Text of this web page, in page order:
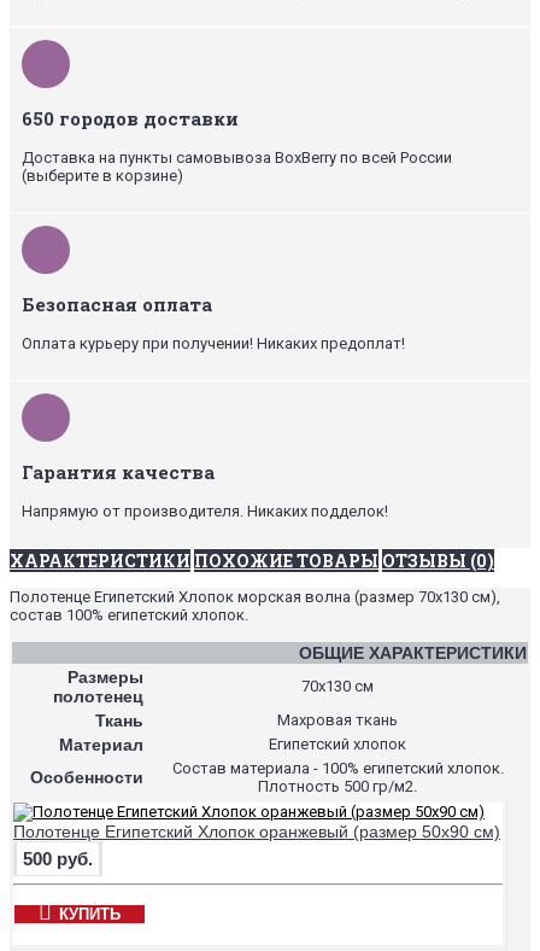
650 городов доставки
Доставка на пункты самовывоза BoxBerry по всей России
(выберите в корзине)
Безопасная оплата
Оплата курьеру при получении! Никаких предоплат!
Гарантия качества
Напрямую от производителя. Никаких подделок!
ХАРАКТЕРИСТИКИ ПОХОЖИЕ ТОВАРЫ ОТЗЫВЫ (0)
Полотенце Египетский Хлопок морская волна (размер 70х130 см),
состав 100% египетский хлопок.
ОБЩИЕ ХАРАКТЕРИСТИКИ
Размеры
полотенец
70х130 см
Ткань Махровая ткань
Материал Египетский хлопок
Особенности
Состав материала - 100% египетский хлопок.
Плотность 500 гр/м2.
Полотенце Египетский Хлопок оранжевый (размер 50х90 см)
500 руб.
КУПИТЬ